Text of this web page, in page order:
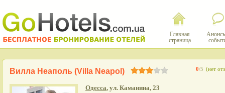
Главная
страница
0/5 (нет
Вилла Неаполь (Villa Neapol)
Одесса, ул. Каманина, 23